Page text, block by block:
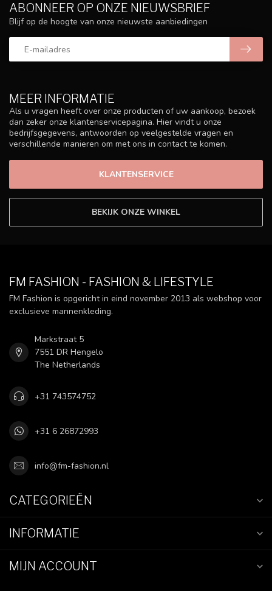
MEER INFORMATIE
Als u vragen heeft over onze producten of uw aankoop, bezoek
dan zeker onze klantenservicepagina. Hier vindt u onze
bedrijfsgegevens, antwoorden op veelgestelde vragen en
verschillende manieren om met ons in contact te komen.
KLANTENSERVICE
BEKIJK ONZE WINKEL
ABONNEER OP ONZE NIEUWSBRIEF
Blijf op de hoogte van onze nieuwste aanbiedingen
FM FASHION - FASHION & LIFESTYLE
FM Fashion is opgericht in eind november 2013 als webshop voor
exclusieve mannenkleding.
Markstraat 5
7551 DR Hengelo
The Netherlands
+31 743574752
+31 6 26872993
info@fm-fashion.nl
CATEGORIEËN
INFORMATIE
MIJN ACCOUNT